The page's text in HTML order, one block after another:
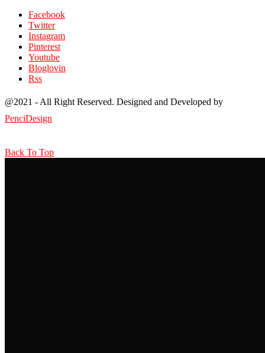
Facebook
Twitter
Instagram
Pinterest
Youtube
Bloglovin
Rss
@2021 - All Right Reserved. Designed and Developed by
PenciDesign
Back To Top